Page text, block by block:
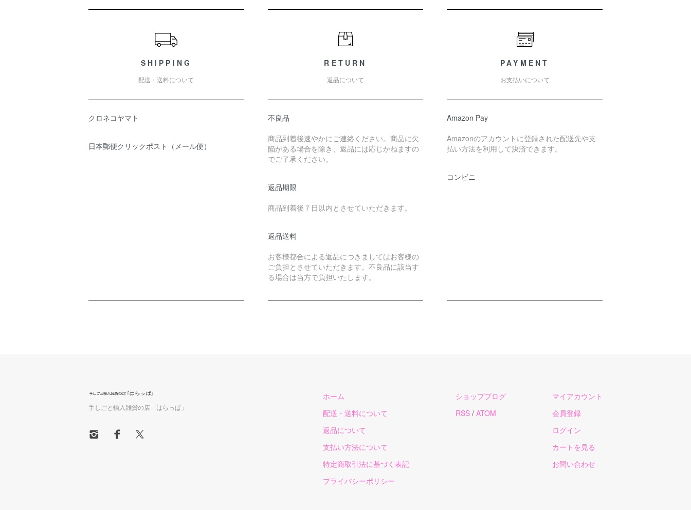
SHIPPING
配送・送料について
クロネコヤマト
日本郵便クリックポスト（メール便）
RETURN
返品について
不良品
商品到着後速やかにご連絡ください。商品に欠
陥がある場合を除き、返品には応じかねますの
でご了承ください。
返品期限
商品到着後７日以内とさせていただきます。
返品送料
お客様都合による返品につきましてはお客様の
ご負担とさせていただきます。不良品に該当す
る場合は当方で負担いたします。
PAYMENT
お支払いについて
Amazon Pay
Amazonのアカウントに登録された配送先や支
払い方法を利用して決済できます。
コンビニ
手しごと輸入雑貨の店「はらっぱ」
ホーム
配送・送料について
返品について
支払い方法について
特定商取引法に基づく表記
プライバシーポリシー
ショップブログ
RSS / ATOM
マイアカウント
会員登録
ログイン
カートを見る
お問い合わせ